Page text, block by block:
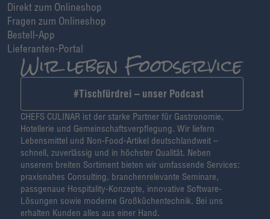
Direkt zum Onlineshop
Fragen zum Onlineshop
Bestell-App
Lieferanten-Portal
#Tischfürdrei – unser Podcast
CHEFS CULINAR ist der starke Partner für Gastronomie,
Hotellerie und Gemeinschaftsverpflegung. Wir liefern
Lebensmittel und Non-Food-Artikel deutschlandweit –
schnell, zuverlässig und in höchster Qualität. Neben
unserem breiten Sortiment bieten wir umfassende Services:
praxisnahes Consulting, branchenrelevante Seminare,
passgenaue Hospitality-Konzepte, innovative Software-
Lösungen sowie moderne Großküchentechnik. Bei uns
erhalten Kunden alles aus einer Hand.